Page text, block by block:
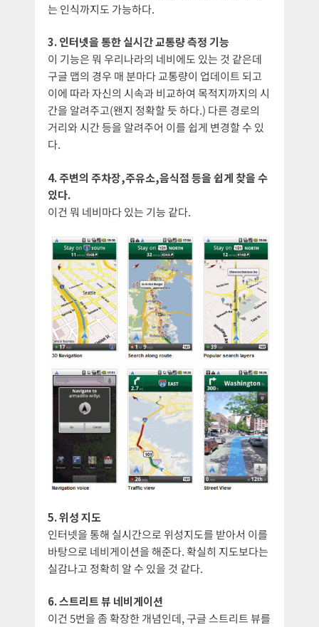
는 인식까지도 가능하다.
3. 인터넷을 통한 실시간 교통량 측정 기능
이 기능은 뭐 우리나라의 네비에도 있는 것 같은데
구글 맵의 경우 매 분마다 교통량이 업데이트 되고
이에 따라 자신의 시속과 비교하여 목적지까지의 시
간을 알려주고(왠지 정확할 듯 하다.) 다른 경로의
거리와 시간 등을 알려주어 이를 쉽게 변경할 수 있
다.
4. 주변의 주차장,주유소,음식점 등을 쉽게 찾을 수
있다.
이건 뭐 네비마다 있는 기능 같다.
5. 위성 지도
인터넷을 통해 실시간으로 위성지도를 받아서 이를
바탕으로 네비게이션을 해준다. 확실히 지도보다는
실감나고 정확히 알 수 있을 것 같다.
6. 스트리트 뷰 네비게이션
이건 5번을 좀 확장한 개념인데, 구글 스트리트 뷰를